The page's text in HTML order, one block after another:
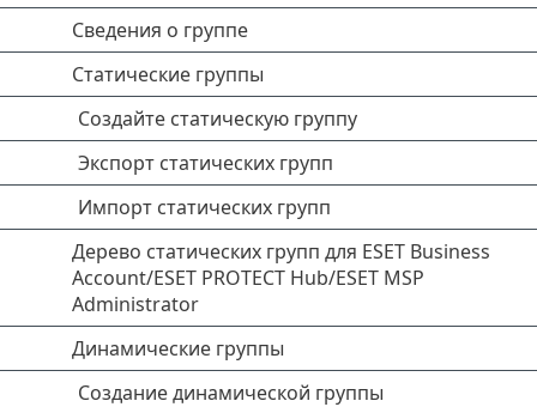
Сведения о группе
Статические группы
Создайте статическую группу
Экспорт статических групп
Импорт статических групп
Дерево статических групп для ESET Business
Account/ESET PROTECT Hub/ESET MSP
Administrator
Динамические группы
Создание динамической группы